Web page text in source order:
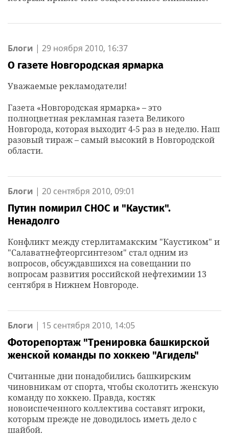
Блоги | 29 ноября 2010, 16:37
О газете Новгородская ярмарка
Уважаемые рекламодатели!
Газета «Новгородская ярмарка» – это
полноцветная рекламная газета Великого
Новгорода, которая выходит 4-5 раз в неделю. Наш
разовый тираж – самый высокий в Новгородской
области.
Блоги | 20 сентября 2010, 09:01
Путин помирил СНОС и "Каустик".
Ненадолго
Конфликт между стерлитамакским "Каустиком" и
"Салаватнефтеоргсинтезом" стал одним из
вопросов, обсуждавшихся на совещании по
вопросам развития российской нефтехимии 13
сентября в Нижнем Новгороде.
Блоги | 15 сентября 2010, 14:05
Фоторепортаж "Тренировка башкирской
женской команды по хоккею "Агидель"
Считанные дни понадобились башкирским
чиновникам от спорта, чтобы сколотить женскую
команду по хоккею. Правда, костяк
новоиспеченного коллектива составят игроки,
которым прежде не доводилось иметь дело с
шайбой.